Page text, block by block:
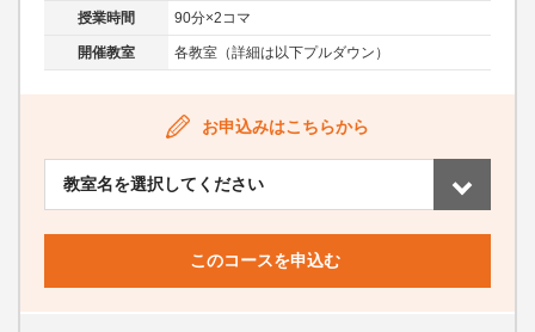
授業時間 90分×2コマ
開催教室 各教室（詳細は以下プルダウン）
お申込みはこちらから
このコースを申込む